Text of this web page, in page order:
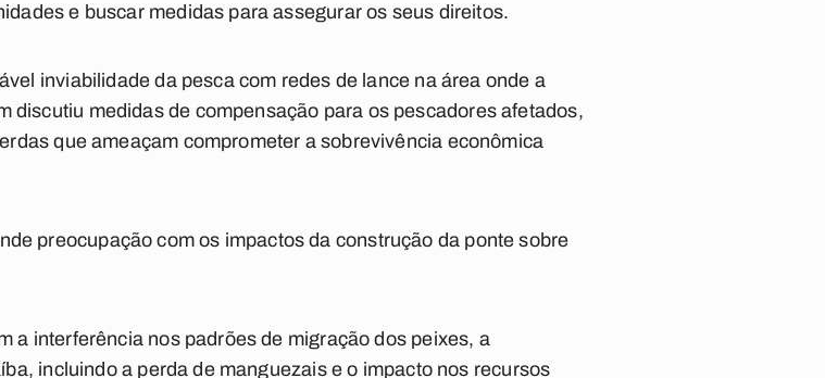
e buscar medidas para assegurar os seus direitos.
inviabilidade da pesca com redes de lance na área onde a
discutiu medidas de compensação para os pescadores afetados,
que ameaçam comprometer a sobrevivência econômica
preocupação com os impactos da construção da ponte sobre
a interferência nos padrões de migração dos peixes, a
incluindo a perda de manguezais e o impacto nos recursos